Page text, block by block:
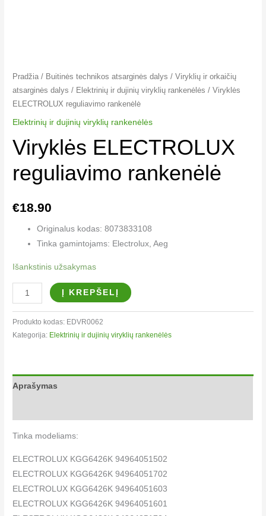
Pradžia / Buitinės technikos atsarginės dalys /Viryklių ir orkaičių
atsarginės dalys / Elektrinių ir dujinių viryklių rankenėlės​ / Viryklės
ELECTROLUX reguliavimo rankenėlė
Elektrinių ir dujinių viryklių rankenėlės​
Viryklės ELECTROLUX
reguliavimo rankenėlė
€18.90
Originalus kodas: 8073833108
Tinka gamintojams: Electrolux, Aeg
Išankstinis užsakymas
Į KREPŠELĮ
Produkto kodas: EDVR0062
Kategorija: Elektrinių ir dujinių viryklių rankenėlės​
Aprašymas
Tinka modeliams:
ELECTROLUX KGG6426K 94964051502
ELECTROLUX KGG6426K 94964051702
ELECTROLUX KGG6426K 94964051603
ELECTROLUX KGG6426K 94964051601